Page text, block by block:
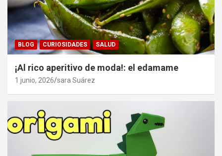
BLOG CURIOSIDADES SALUD
¡Al rico aperitivo de moda!: el edamame
1 junio, 2026 sara Suárez